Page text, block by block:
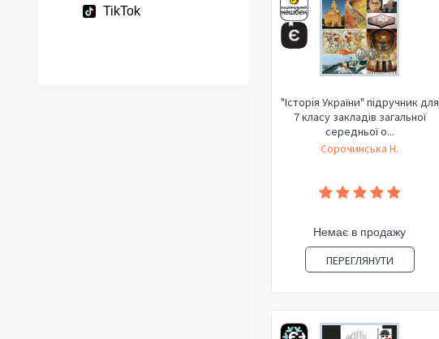
TikTok
"Історія України" підручник для
7 класу закладів загальної
середньої о...
Сорочинська Н.
Немає в продажу
ПЕРЕГЛЯНУТИ